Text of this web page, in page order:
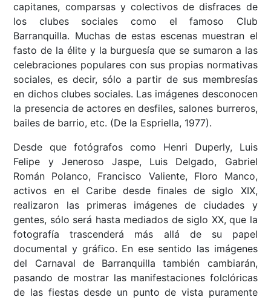
capitanes, comparsas y colectivos de disfraces de
los clubes sociales como el famoso Club
Barranquilla. Muchas de estas escenas muestran el
fasto de la élite y la burguesía que se sumaron a las
celebraciones populares con sus propias normativas
sociales, es decir, sólo a partir de sus membresías
en dichos clubes sociales. Las imágenes desconocen
la presencia de actores en desfiles, salones burreros,
bailes de barrio, etc. (De la Espriella, 1977).
Desde que fotógrafos como Henri Duperly, Luis
Felipe y Jeneroso Jaspe, Luis Delgado, Gabriel
Román Polanco, Francisco Valiente, Floro Manco,
activos en el Caribe desde finales de siglo XIX,
realizaron las primeras imágenes de ciudades y
gentes, sólo será hasta mediados de siglo XX, que la
fotografía trascenderá más allá de su papel
documental y gráfico. En ese sentido las imágenes
del Carnaval de Barranquilla también cambiarán,
pasando de mostrar las manifestaciones folclóricas
de las fiestas desde un punto de vista puramente